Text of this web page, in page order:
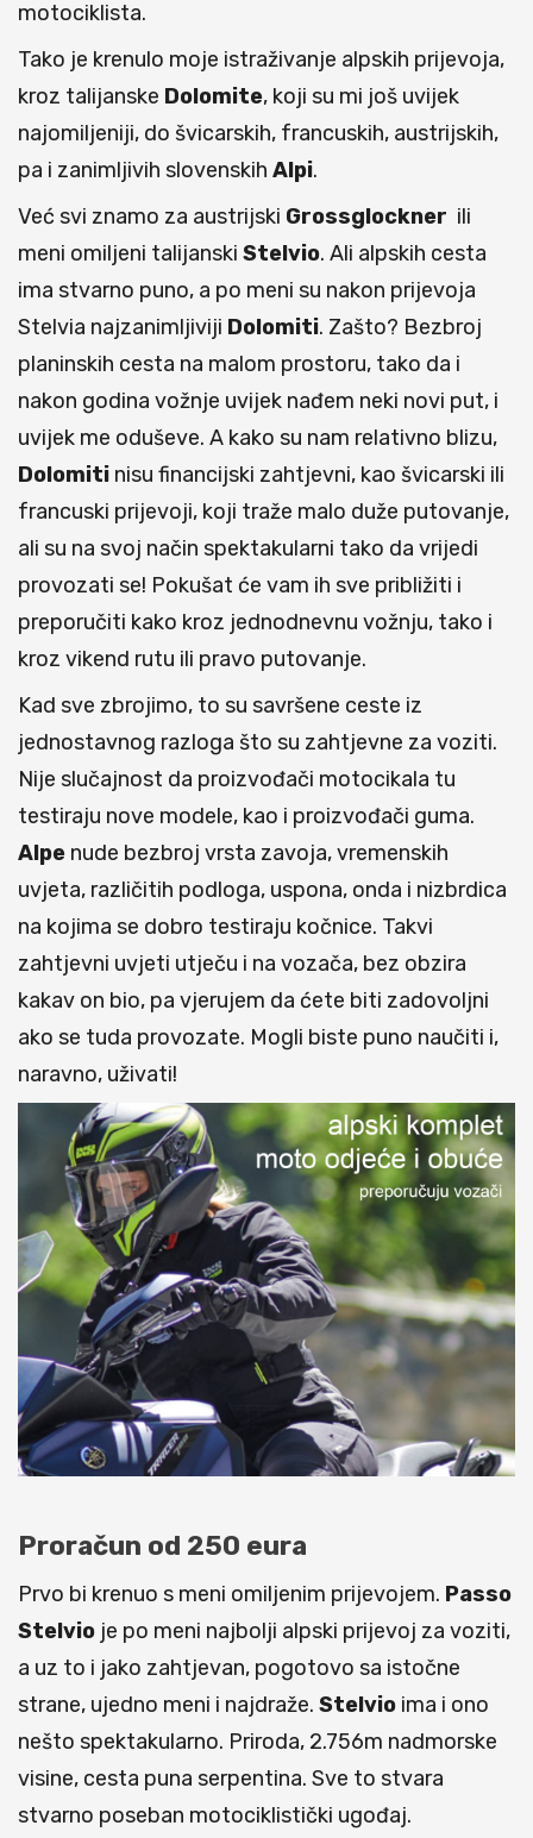
motociklista.
Tako je krenulo moje istraživanje alpskih prijevoja,
kroz talijanske Dolomite, koji su mi još uvijek
najomiljeniji, do švicarskih, francuskih, austrijskih,
pa i zanimljivih slovenskih Alpi.
Već svi znamo za austrijski Grossglockner ili
meni omiljeni talijanski Stelvio. Ali alpskih cesta
ima stvarno puno, a po meni su nakon prijevoja
Stelvia najzanimljiviji Dolomiti. Zašto? Bezbroj
planinskih cesta na malom prostoru, tako da i
nakon godina vožnje uvijek nađem neki novi put, i
uvijek me oduševe. A kako su nam relativno blizu,
Dolomiti nisu financijski zahtjevni, kao švicarski ili
francuski prijevoji, koji traže malo duže putovanje,
ali su na svoj način spektakularni tako da vrijedi
provozati se! Pokušat će vam ih sve približiti i
preporučiti kako kroz jednodnevnu vožnju, tako i
kroz vikend rutu ili pravo putovanje.
Kad sve zbrojimo, to su savršene ceste iz
jednostavnog razloga što su zahtjevne za voziti.
Nije slučajnost da proizvođači motocikala tu
testiraju nove modele, kao i proizvođači guma.
Alpe nude bezbroj vrsta zavoja, vremenskih
uvjeta, različitih podloga, uspona, onda i nizbrdica
na kojima se dobro testiraju kočnice. Takvi
zahtjevni uvjeti utječu i na vozača, bez obzira
kakav on bio, pa vjerujem da ćete biti zadovoljni
ako se tuda provozate. Mogli biste puno naučiti i,
naravno, uživati!
Proračun od 250 eura
Prvo bi krenuo s meni omiljenim prijevojem. Passo
Stelvio je po meni najbolji alpski prijevoj za voziti,
a uz to i jako zahtjevan, pogotovo sa istočne
strane, ujedno meni i najdraže. Stelvio ima i ono
nešto spektakularno. Priroda, 2.756m nadmorske
visine, cesta puna serpentina. Sve to stvara
stvarno poseban motociklistički ugođaj.